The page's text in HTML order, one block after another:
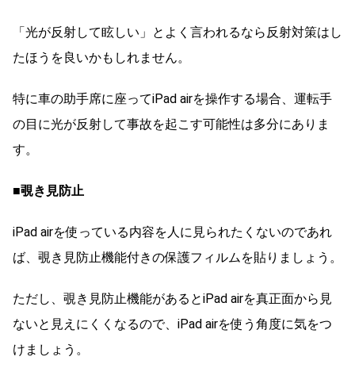
「光が反射して眩しい」とよく言われるなら反射対策はし
たほうを良いかもしれません。
特に車の助手席に座ってiPad airを操作する場合、運転手
の目に光が反射して事故を起こす可能性は多分にありま
す。
■覗き見防止
iPad airを使っている内容を人に見られたくないのであれ
ば、覗き見防止機能付きの保護フィルムを貼りましょう。
ただし、覗き見防止機能があるとiPad airを真正面から見
ないと見えにくくなるので、iPad airを使う角度に気をつ
けましょう。